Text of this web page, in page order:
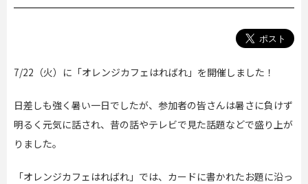
7/22（火）に「オレンジカフェはればれ」を開催しました！
日差しも強く暑い一日でしたが、参加者の皆さんは暑さに負けず
明るく元気に話され、昔の話やテレビで見た話題などで盛り上が
りました。
「オレンジカフェはればれ」では、カードに書かれたお題に沿っ